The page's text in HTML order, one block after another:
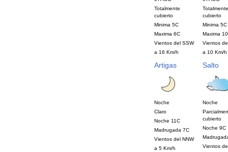
Totalmente
cubierto
Minima 5C
Maxima 6C
Vientos del SSW
a 16 Km/h
Totalmente
cubierto
Minima 5C
Maxima
Vientos
a 10 Km/h
Artigas
Noche
Claro
Noche 11C
Madrugada 7C
Vientos del NNW
a 5 Km/h
Salto
Noche
cubierto
Noche 9C
Vientos